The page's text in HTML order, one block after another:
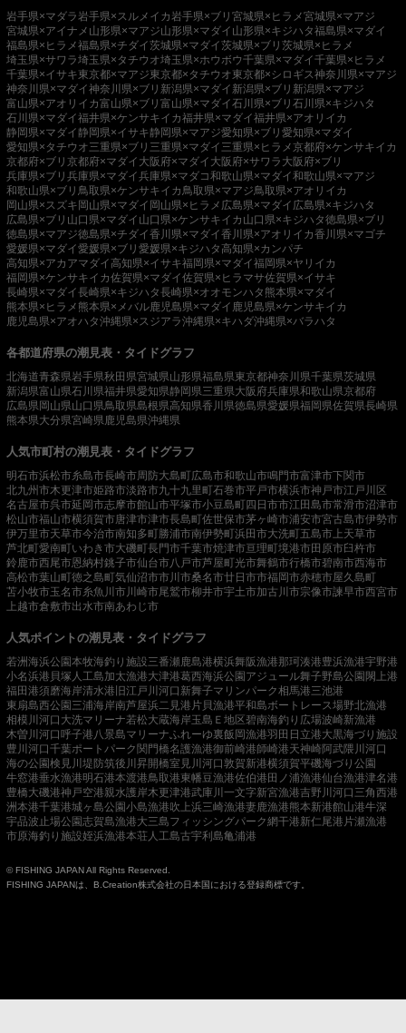
岩手県×マダラ 岩手県×スルメイカ 岩手県×ブリ 宮城県×ヒラメ宮城県×マアジ
宮城県×アイナメ 山形県×マアジ山形県×マダイ 山形県×キジハタ福島県×マダイ
福島県×ヒラメ福島県×チダイ茨城県×マダイ茨城県×ブリ 茨城県×ヒラメ
埼玉県×サワラ埼玉県×タチウオ埼玉県×ホウボウ千葉県×マダイ千葉県×ヒラメ
千葉県×イサキ東京都×マアジ東京都×タチウオ東京都×シロギス神奈川県×マアジ
神奈川県×マダイ神奈川県×ブリ 新潟県×マダイ 新潟県×ブリ 新潟県×マアジ
富山県×アオリイカ富山県×ブリ 富山県×マダイ石川県×ブリ 石川県×キジハタ
石川県×マダイ福井県×ケンサキイカ福井県×マダイ福井県×アオリイカ
静岡県×マダイ静岡県×イサキ静岡県×マアジ愛知県×ブリ 愛知県×マダイ
愛知県×タチウオ三重県×ブリ 三重県×マダイ 三重県×ヒラメ京都府×ケンサキイカ
京都府×ブリ 京都府×マダイ 大阪府×マダイ 大阪府×サワラ 大阪府×ブリ
兵庫県×ブリ 兵庫県×マダイ兵庫県×マダコ和歌山県×マダイ和歌山県×マアジ
和歌山県×ブリ 鳥取県×ケンサキイカ 鳥取県×マアジ鳥取県×アオリイカ
岡山県×スズキ岡山県×マダイ 岡山県×ヒラメ 広島県×マダイ 広島県×キジハタ
広島県×ブリ 山口県×マダイ 山口県×ケンサキイカ 山口県×キジハタ徳島県×ブリ
徳島県×マアジ徳島県×チダイ香川県×マダイ香川県×アオリイカ香川県×マゴチ
愛媛県×マダイ愛媛県×ブリ 愛媛県×キジハタ高知県×カンパチ
高知県×アカアマダイ高知県×イサキ福岡県×マダイ福岡県×ヤリイカ
福岡県×ケンサキイカ佐賀県×マダイ佐賀県×ヒラマサ佐賀県×イサキ
長崎県×マダイ長崎県×キジハタ長崎県×オオモンハタ 熊本県×マダイ
熊本県×ヒラメ 熊本県×メバル鹿児島県×マダイ 鹿児島県×ケンサキイカ
鹿児島県×アオハタ沖縄県×スジアラ沖縄県×キハダ沖縄県×バラハタ
各都道府県の潮見表・タイドグラフ
北海道青森県岩手県秋田県宮城県山形県福島県東京都神奈川県千葉県茨城県
新潟県富山県石川県福井県愛知県静岡県三重県大阪府兵庫県和歌山県京都府
広島県岡山県山口県鳥取県島根県高知県香川県徳島県愛媛県福岡県佐賀県長崎県
熊本県大分県宮崎県 鹿児島県沖縄県
人気市町村の潮見表・タイドグラフ
明石市浜松市糸島市長崎市周防大島町広島市和歌山市鳴門市富津市下関市
北九州市木更津市姫路市淡路市九十九里町石巻市平戸市横浜市神戸市江戸川区
名古屋市呉市延岡市志摩市館山市平塚市小豆島町四日市市江田島市常滑市沼津市
松山市福山市横須賀市唐津市津市長島町佐世保市茅ヶ崎市浦安市宮古島市伊勢市
伊万里市天草市今治市南知多町勝浦市南伊勢町浜田市大洗町五島市 上天草市
芦北町愛南町いわき市大磯町長門市千葉市焼津市亘理町境港市田原市臼杵市
鈴鹿市西尾市恩納村銚子市仙台市八戸市芦屋町光市舞鶴市行橋市碧南市西海市
高松市葉山町徳之島町気仙沼市市川市桑名市廿日市市福岡市赤穂市屋久島町
苫小牧市玉名市糸魚川市 川崎市尾鷲市柳井市宇土市加古川市宗像市諫早市西宮市
上越市倉敷市出水市南あわじ市
人気ポイントの潮見表・タイドグラフ
若洲海浜公園本牧海釣り施設三番瀬 鹿島港横浜舞阪漁港那珂湊港豊浜漁港宇野港
小名浜港 貝塚人工島加太漁港大津港葛西海浜公園アジュール舞子野島公園閖上港
福田港須磨海岸清水港 旧江戸川河口 新舞子マリンパーク相馬港三池港
東扇島西公園三浦海岸南芦屋浜二見港 片貝漁港平和島ボートレース場野北漁港
相模川河口 大洗マリーナ若松大蔵海岸玉島Ｅ地区碧南海釣り広場波崎新漁港
木曽川河口呼子港 八景島マリーナふれーゆ裏飯岡漁港羽田 日立港大黒海づり施設
豊川河口千葉ポートパーク関門橋名護漁港御前崎港師崎港天神崎阿武隈川河口
海の公園検見川堤防筑後川昇開橋室見川河口敦賀新港横須賀平磯海づり公園
牛窓港垂水漁港明石港本渡港鳥取港東幡豆漁港佐伯港田ノ浦漁港仙台漁港津名港
豊橋大磯港神戸空港親水護岸木更津港武庫川一文字新宮漁港吉野川河口 三角西港
洲本港千葉港城ヶ島公園小島漁港吹上浜三崎漁港妻鹿漁港熊本新港館山港牛深
宇品波止場公園志賀島漁港大三島フィッシングパーク網干港新仁尾港 片瀬漁港
市原海釣り施設姪浜漁港本荘人工島古宇利島亀浦港
© FISHING JAPAN All Rights Reserved.
FISHING JAPANは、B.Creation株式会社の日本国における登録商標です。